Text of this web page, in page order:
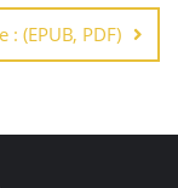
: (EPUB, PDF)